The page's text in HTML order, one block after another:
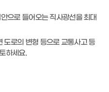
으로 들어오는 직사광선을 최대
도로의 변형 등으로 교통사고 등
하세요.